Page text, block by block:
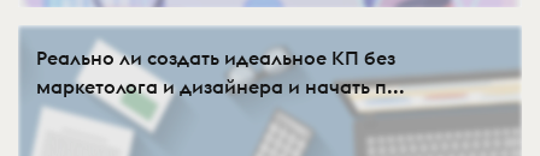
Реально ли создать идеальное КП без
маркетолога и дизайнера и начать п...